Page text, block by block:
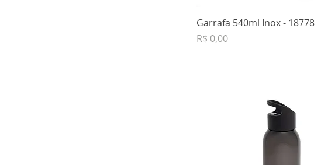
Garrafa 540ml Inox - 18778
Preço
R$ 0,00